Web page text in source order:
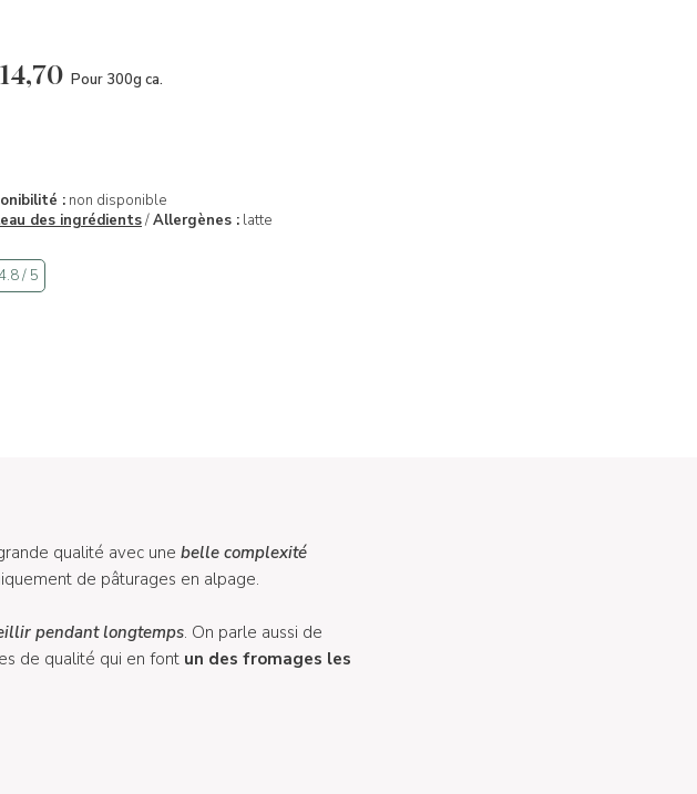
14,70 Pour 300g ca.
: non disponible
des ingrédients/Allergènes : latte
/ 5
qualité avec une belle complexité
de pâturages en alpage.
pendant longtemps. On parle aussi de
de qualité qui en font un des fromages les